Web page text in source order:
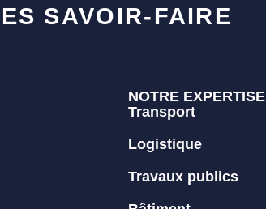
SAVOIR-FAIRE
NOTRE EXPERTISE
Transport
Logistique
Travaux publics